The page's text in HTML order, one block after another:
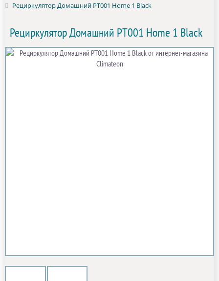
Рециркулятор Домашний РТ001 Home 1 Black
Рециркулятор Домашний РТ001 Home 1 Black